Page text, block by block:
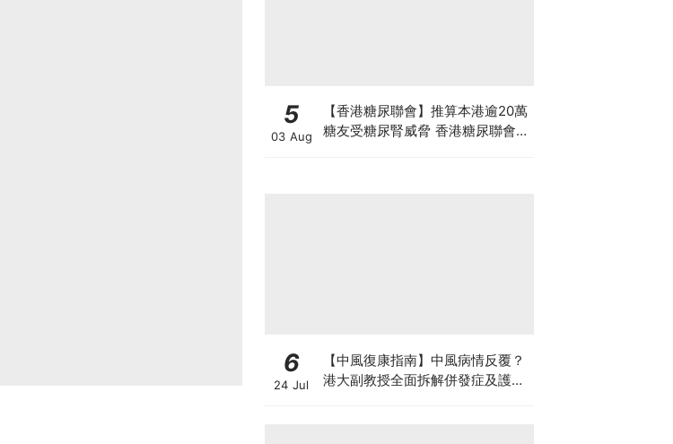
5
03 Aug
【香港糖尿聯會】推算本港逾20萬
糖友受糖尿腎威脅 香港糖尿聯會
6
24 Jul
【中風復康指南】中風病情反覆？
港大副教授全面拆解併發症及護理